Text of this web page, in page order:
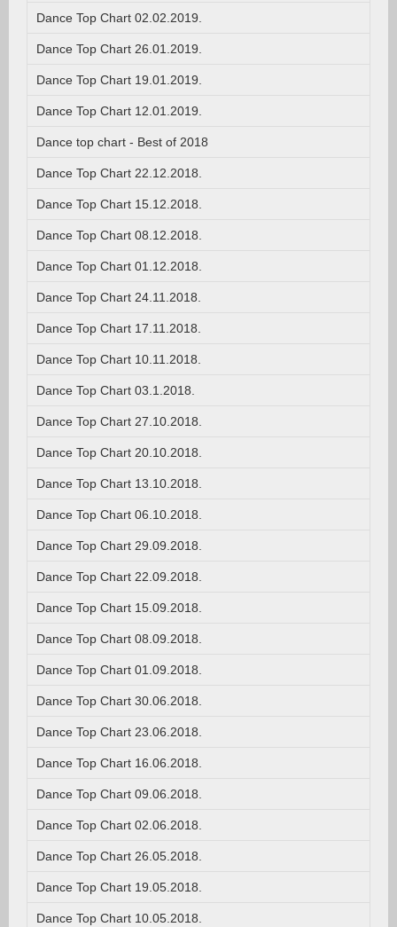
Dance Top Chart 02.02.2019.
Dance Top Chart 26.01.2019.
Dance Top Chart 19.01.2019.
Dance Top Chart 12.01.2019.
Dance top chart - Best of 2018
Dance Top Chart 22.12.2018.
Dance Top Chart 15.12.2018.
Dance Top Chart 08.12.2018.
Dance Top Chart 01.12.2018.
Dance Top Chart 24.11.2018.
Dance Top Chart 17.11.2018.
Dance Top Chart 10.11.2018.
Dance Top Chart 03.1.2018.
Dance Top Chart 27.10.2018.
Dance Top Chart 20.10.2018.
Dance Top Chart 13.10.2018.
Dance Top Chart 06.10.2018.
Dance Top Chart 29.09.2018.
Dance Top Chart 22.09.2018.
Dance Top Chart 15.09.2018.
Dance Top Chart 08.09.2018.
Dance Top Chart 01.09.2018.
Dance Top Chart 30.06.2018.
Dance Top Chart 23.06.2018.
Dance Top Chart 16.06.2018.
Dance Top Chart 09.06.2018.
Dance Top Chart 02.06.2018.
Dance Top Chart 26.05.2018.
Dance Top Chart 19.05.2018.
Dance Top Chart 10.05.2018.